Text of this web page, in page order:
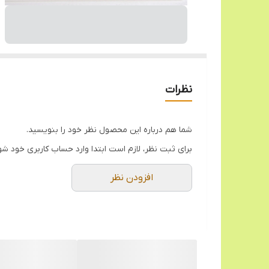
نظرات
شما هم درباره این محصول نظر خود را بنویسید.
برای ثبت نظر، لازم است ابتدا وارد حساب کاربری خود
افزودن نظر